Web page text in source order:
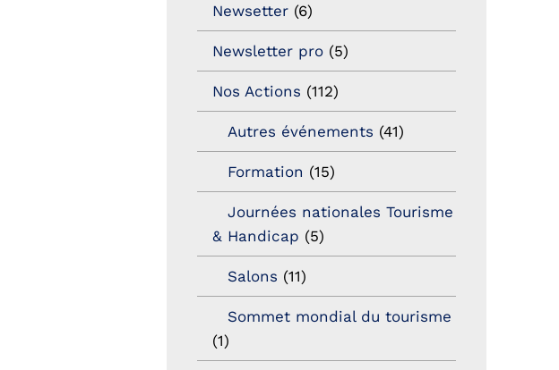
Newsetter (6)
Newsletter pro (5)
Nos Actions (112)
Autres événements (41)
Formation (15)
Journées nationales Tourisme
& Handicap (5)
Salons (11)
Sommet mondial du tourisme
(1)